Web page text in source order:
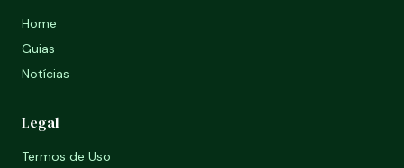
Home
Guias
Notícias
Legal
Termos de Uso